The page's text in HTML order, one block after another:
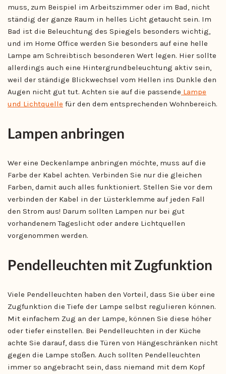
muss, zum Beispiel im Arbeitszimmer oder im Bad, nicht
ständig der ganze Raum in helles Licht getaucht sein. Im
Bad ist die Beleuchtung des Spiegels besonders wichtig,
und im Home Office werden Sie besonders auf eine helle
Lampe am Schreibtisch besonderen Wert legen. Hier sollte
allerdings auch eine Hintergrundbeleuchtung aktiv sein,
weil der ständige Blickwechsel vom Hellen ins Dunkle den
Augen nicht gut tut. Achten sie auf die passende Lampe
und Lichtquelle für den dem entsprechenden Wohnbereich.
Lampen anbringen
Wer eine Deckenlampe anbringen möchte, muss auf die
Farbe der Kabel achten. Verbinden Sie nur die gleichen
Farben, damit auch alles funktioniert. Stellen Sie vor dem
verbinden der Kabel in der Lüsterklemme auf jeden Fall
den Strom aus! Darum sollten Lampen nur bei gut
vorhandenem Tageslicht oder andere Lichtquellen
vorgenommen werden.
Pendelleuchten mit Zugfunktion
Viele Pendelleuchten haben den Vorteil, dass Sie über eine
Zugfunktion die Tiefe der Lampe selbst regulieren können.
Mit einfachem Zug an der Lampe, können Sie diese höher
oder tiefer einstellen. Bei Pendelleuchten in der Küche
achte Sie darauf, dass die Türen von Hängeschränken nicht
gegen die Lampe stoßen. Auch sollten Pendelleuchten
immer so angebracht sein, dass niemand mit dem Kopf